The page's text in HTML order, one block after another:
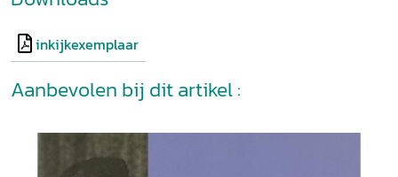
inkijkexemplaar
Aanbevolen bij dit artikel :